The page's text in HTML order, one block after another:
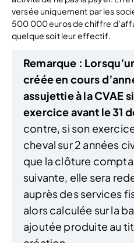
versée uniquement par les
500 000 euros de chiffre
quelque soit leur effectif.
Remarque :
créée en cours
assujettie à la CVAE
exercice avant le 31
contre, si son
cheval sur 2 années
que la clôture
suivante, elle sera
auprès des services
alors calculée sur la
ajoutée produite au